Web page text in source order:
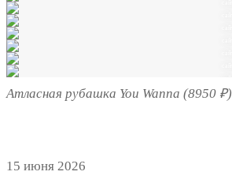
Атласная рубашка You Wanna (8950 ₽)
15 июня 2026